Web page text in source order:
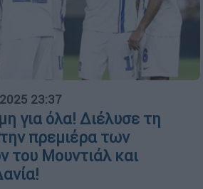
23:37
για όλα! Διέλυσε τη
πρεμιέρα των
του Μουντιάλ και